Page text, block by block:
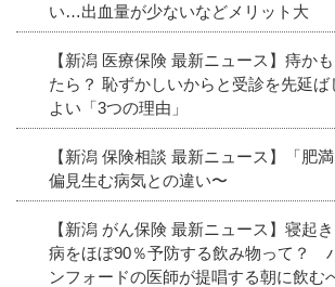
い…出血量が少ないなどメリット大
【新潟 医療保険 最新ニュース】痔か
たら？ 恥ずかしいからと受診を先延
よい「3つの理由」
【新潟 保険相談 最新ニュース】「肥
偏見生む病気との違い〜
【新潟 がん保険 最新ニュース】寝起
病をほぼ90％予防する飲み物って？
ンフォードの医師が提唱する朝に飲む